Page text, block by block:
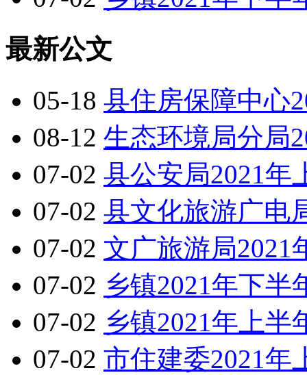
最新公文
05-18 县住房保障中心
08-12 生态环境局分局
07-02 县公安局2021年
07-02 县文化旅游广电
07-02 文广旅游局2021
07-02 乡镇2021年下半
07-02 乡镇2021年上半
07-02 市住建委2021年